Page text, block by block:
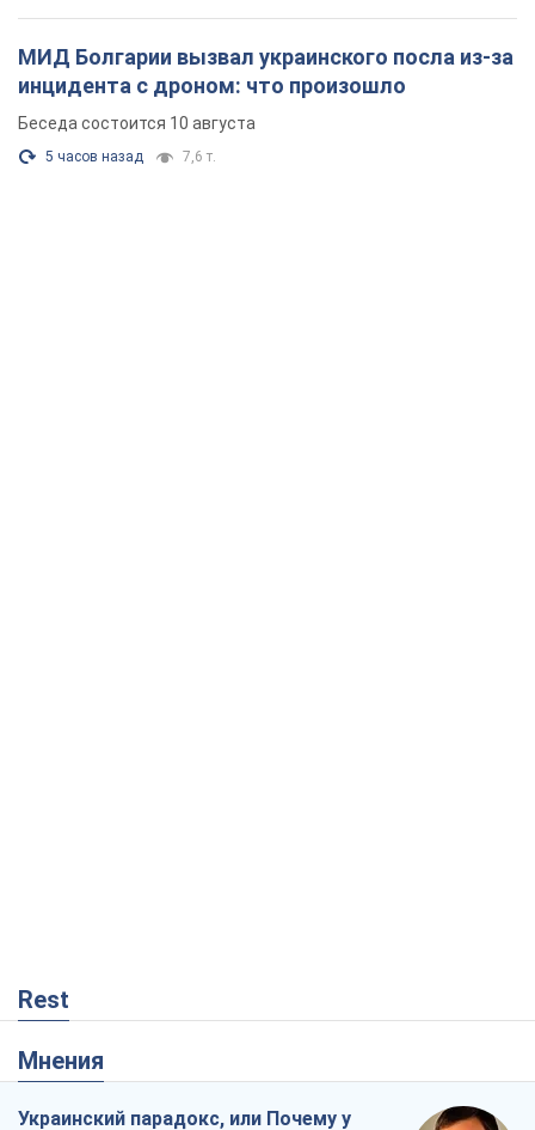
МИД Болгарии вызвал украинского посла из-за
инцидента с дроном: что произошло
Беседа состоится 10 августа
5 часов назад 7,6 т.
Rest
Мнения
Украинский парадокс, или Почему у